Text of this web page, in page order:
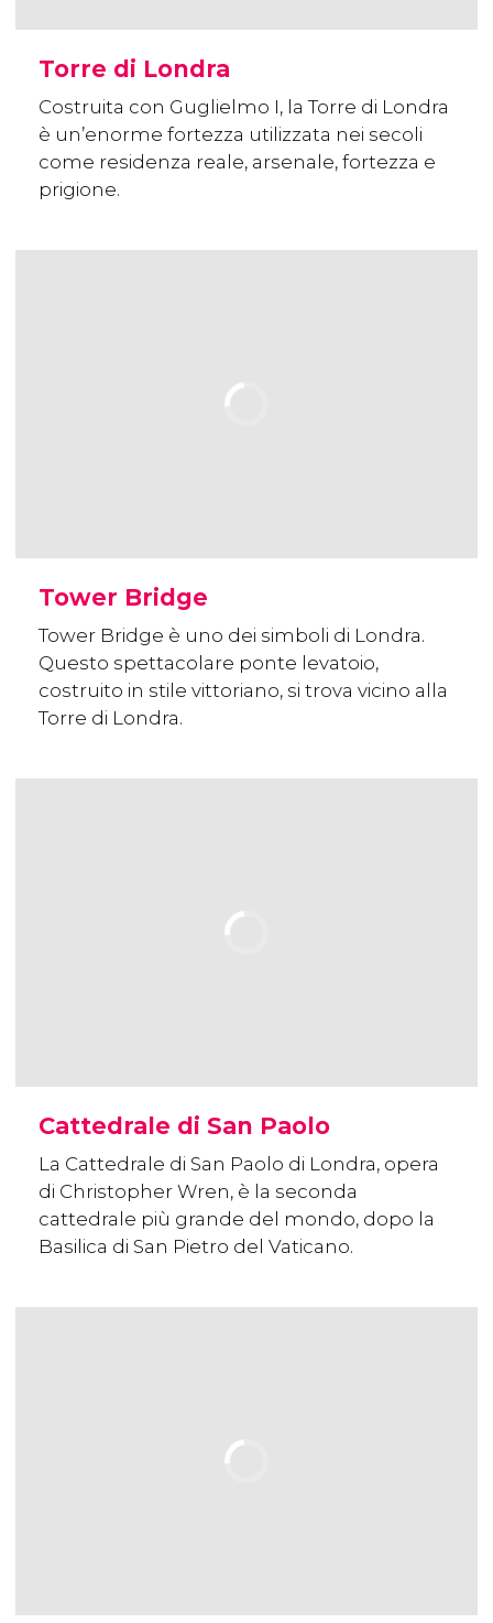
Torre di Londra
Costruita con Guglielmo I, la Torre di Londra
è un’enorme fortezza utilizzata nei secoli
come residenza reale, arsenale, fortezza e
prigione.
Tower Bridge
Tower Bridge è uno dei simboli di Londra.
Questo spettacolare ponte levatoio,
costruito in stile vittoriano, si trova vicino alla
Torre di Londra.
Cattedrale di San Paolo
La Cattedrale di San Paolo di Londra, opera
di Christopher Wren, è la seconda
cattedrale più grande del mondo, dopo la
Basilica di San Pietro del Vaticano.